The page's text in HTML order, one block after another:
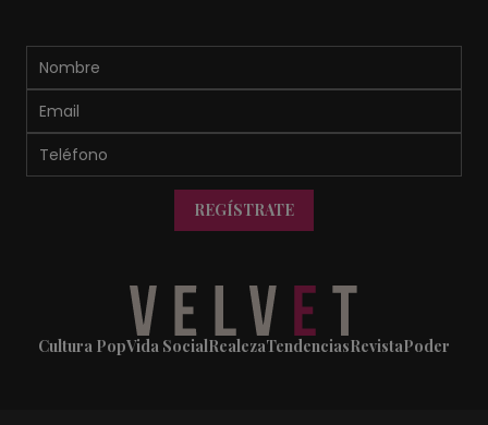
REGÍSTRATE
Cultura PopVida SocialRealezaTendenciasRevistaPoder